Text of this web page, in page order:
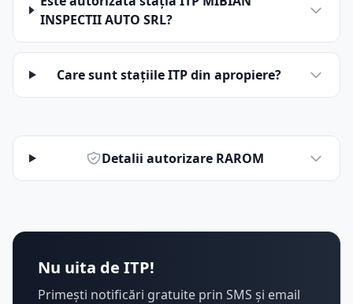
INSPECTII AUTO SRL?
Care sunt stațiile ITP din apropiere?
Detalii autorizare RAROM
Nu uita de ITP!
Primești notificări gratuite prin SMS și email